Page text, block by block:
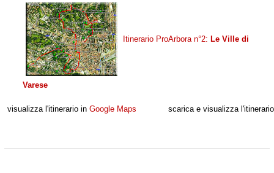
Itinerario ProArbora n°2: Le Ville di
Varese
visualizza l'itinerario in Google Maps scarica e visualizza